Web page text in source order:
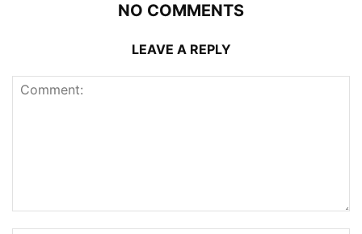
NO COMMENTS
LEAVE A REPLY